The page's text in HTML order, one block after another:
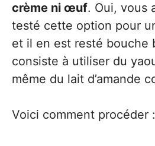
crème ni œuf. Oui, vous
testé cette option pour
et il en est resté bouche
consiste à utiliser du
même du lait d’amande
Voici comment procéder :